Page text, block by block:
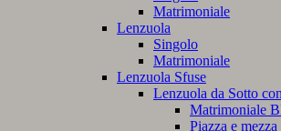
Matrimoniale
Lenzuola
Singolo
Matrimoniale
Lenzuola Sfuse
Lenzuola da Sotto
Matrimoniale
Piazza e mezza